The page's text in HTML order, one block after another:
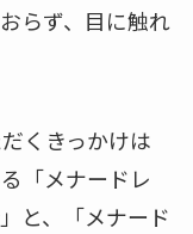
らず、目に触れ
くきっかけは
「メナードレ
と、「メナード